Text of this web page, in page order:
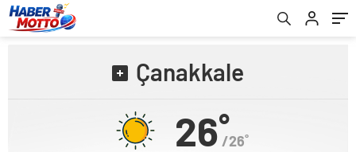
Çanakkale
26˚
/26˚